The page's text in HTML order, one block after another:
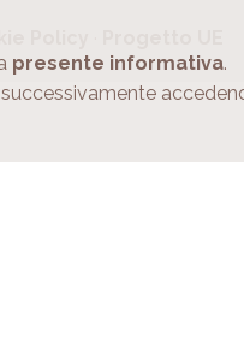
presente informativa.